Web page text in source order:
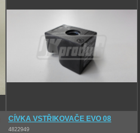
CÍVKA VSTŘIKOVAČE EVO 08
4822949